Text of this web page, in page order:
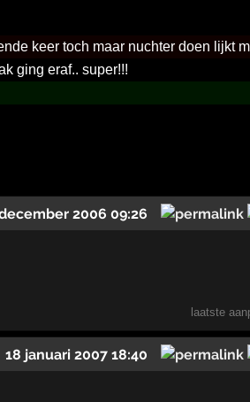
keer toch maar nuchter doen lijkt
ging eraf.. super!!!
2006 09:26
laatste
18 januari 2007 18:40